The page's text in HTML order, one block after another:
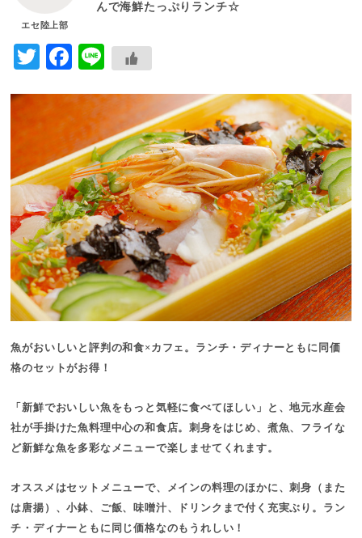
エセ陸上部
んで海鮮たっぷりランチ☆
Twitter
Facebook
Line
魚がおいしいと評判の和食×カフェ。ランチ・ディナーともに同価
格のセットがお得！
「新鮮でおいしい魚をもっと気軽に食べてほしい」と、地元水産会
社が手掛けた魚料理中心の和食店。刺身をはじめ、煮魚、フライな
ど新鮮な魚を多彩なメニューで楽しませてくれます。
オススメはセットメニューで、メインの料理のほかに、刺身（また
は唐揚）、小鉢、ご飯、味噌汁、ドリンクまで付く充実ぶり。ラン
チ・ディナーともに同じ価格なのもうれしい！